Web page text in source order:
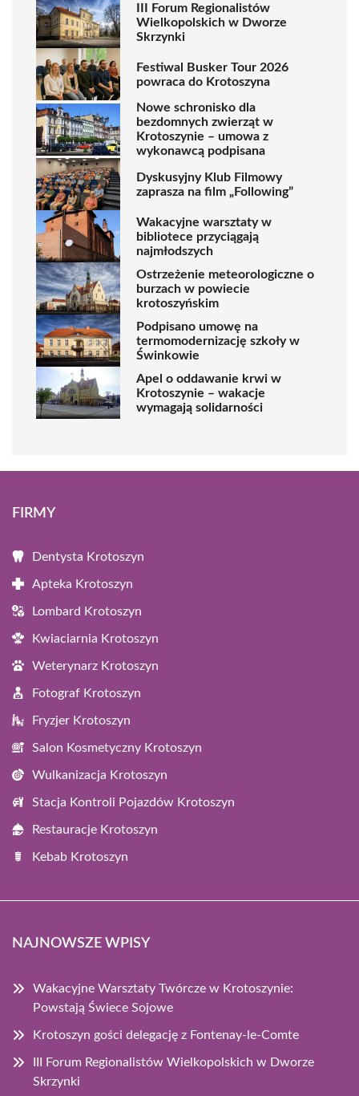
III Forum Regionalistów
Wielkopolskich w Dworze
Skrzynki
Festiwal Busker Tour 2026
powraca do Krotoszyna
Nowe schronisko dla
bezdomnych zwierząt w
Krotoszynie – umowa z
wykonawcą podpisana
Dyskusyjny Klub Filmowy
zaprasza na film „Following”
Wakacyjne warsztaty w
bibliotece przyciągają
najmłodszych
Ostrzeżenie meteorologiczne o
burzach w powiecie
krotoszyńskim
Podpisano umowę na
termomodernizację szkoły w
Świnkowie
Apel o oddawanie krwi w
Krotoszynie – wakacje
wymagają solidarności
FIRMY
Dentysta Krotoszyn
Apteka Krotoszyn
Lombard Krotoszyn
Kwiaciarnia Krotoszyn
Weterynarz Krotoszyn
Fotograf Krotoszyn
Fryzjer Krotoszyn
Salon Kosmetyczny Krotoszyn
Wulkanizacja Krotoszyn
Stacja Kontroli Pojazdów Krotoszyn
Restauracje Krotoszyn
Kebab Krotoszyn
NAJNOWSZE WPISY
Wakacyjne Warsztaty Twórcze w Krotoszynie:
Powstają Świece Sojowe
Krotoszyn gości delegację z Fontenay-le-Comte
III Forum Regionalistów Wielkopolskich w Dworze
Skrzynki